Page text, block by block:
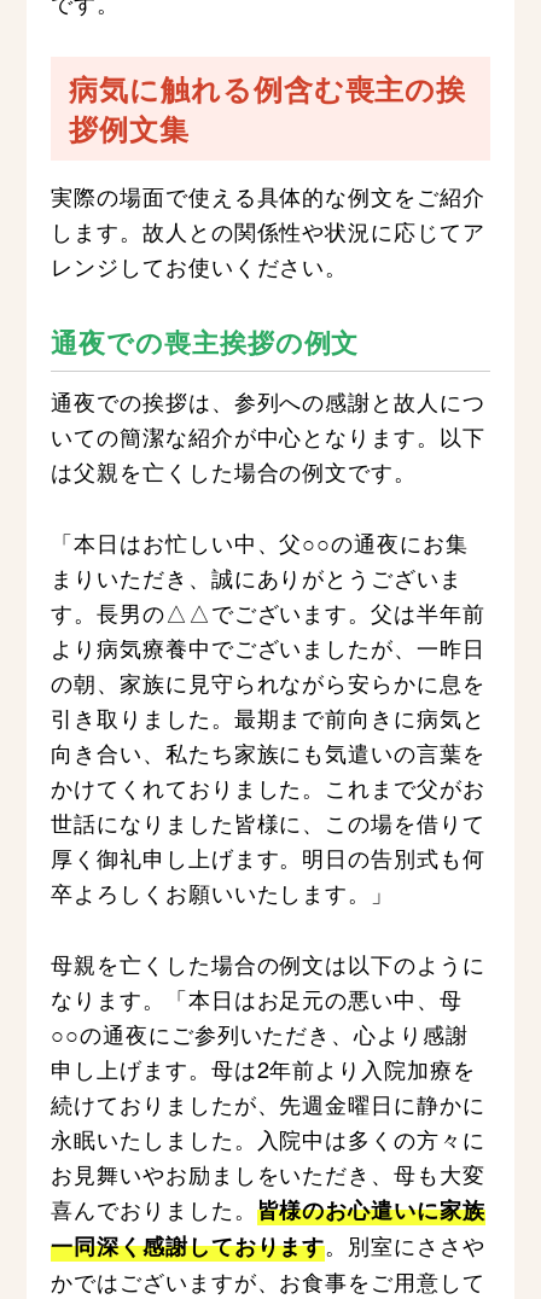
病気に触れる例含む喪主の挨
拶例文集
実際の場面で使える具体的な例文をご紹介
します。故人との関係性や状況に応じてア
レンジしてお使いください。
通夜での喪主挨拶の例文
通夜での挨拶は、参列への感謝と故人につ
いての簡潔な紹介が中心となります。以下
は父親を亡くした場合の例文です。
「本日はお忙しい中、父○○の通夜にお集
まりいただき、誠にありがとうございま
す。長男の△△でございます。父は半年前
より病気療養中でございましたが、一昨日
の朝、家族に見守られながら安らかに息を
引き取りました。最期まで前向きに病気と
向き合い、私たち家族にも気遣いの言葉を
かけてくれておりました。これまで父がお
世話になりました皆様に、この場を借りて
厚く御礼申し上げます。明日の告別式も何
卒よろしくお願いいたします。」
母親を亡くした場合の例文は以下のように
なります。「本日はお足元の悪い中、母
○○の通夜にご参列いただき、心より感謝
申し上げます。母は2年前より入院加療を
続けておりましたが、先週金曜日に静かに
永眠いたしました。入院中は多くの方々に
お見舞いやお励ましをいただき、母も大変
喜んでおりました。 皆様のお心遣いに家族
一同深く感謝しております。別室にささや
かではございますが、お食事をご用意して